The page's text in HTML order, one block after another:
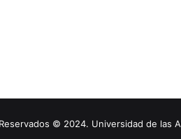
© 2024. Universidad de las